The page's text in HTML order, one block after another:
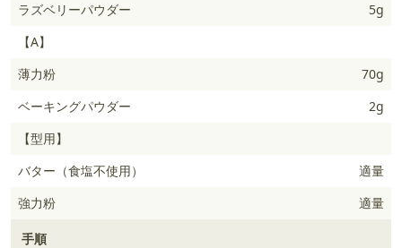
ラズベリーパウダー
5g
【A】
薄力粉
70g
ベーキングパウダー
2g
【型用】
バター（食塩不使用）
適量
強力粉
適量
手順